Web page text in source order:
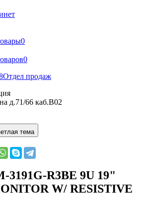
0
0
Отдел продаж
д.71/66 каб.B02
тема
3191G-R3BE 9U 19"
W/ RESISTIVE